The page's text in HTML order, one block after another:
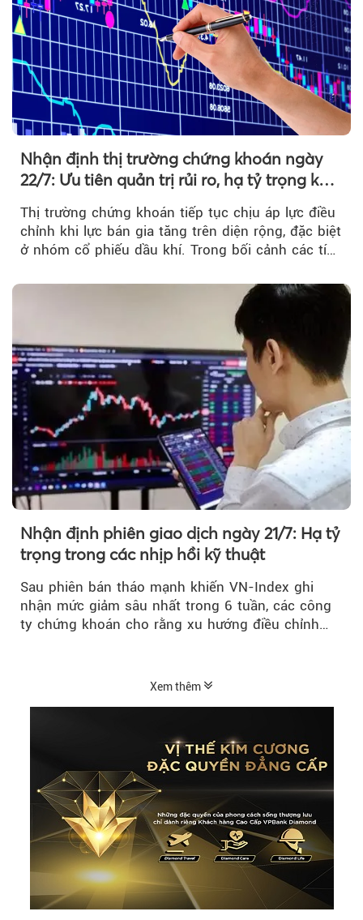
Nhận định thị trường chứng khoán ngày
22/7: Ưu tiên quản trị rủi ro, hạ tỷ trọng khi
Thị trường chứng khoán tiếp tục chịu áp lực điều
chỉnh khi lực bán gia tăng trên diện rộng, đặc biệt
ở nhóm cổ phiếu dầu khí. Trong bối cảnh các tín
Nhận định phiên giao dịch ngày 21/7: Hạ tỷ
trọng trong các nhịp hồi kỹ thuật
Sau phiên bán tháo mạnh khiến VN-Index ghi
nhận mức giảm sâu nhất trong 6 tuần, các công
ty chứng khoán cho rằng xu hướng điều chỉnh
Xem thêm